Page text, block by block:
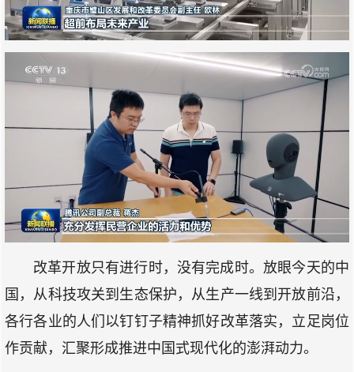
改革开放只有进行时，没有完成时。放眼今天的中
国，从科技攻关到生态保护，从生产一线到开放前沿，
各行各业的人们以钉钉子精神抓好改革落实，立足岗位
作贡献，汇聚形成推进中国式现代化的澎湃动力。